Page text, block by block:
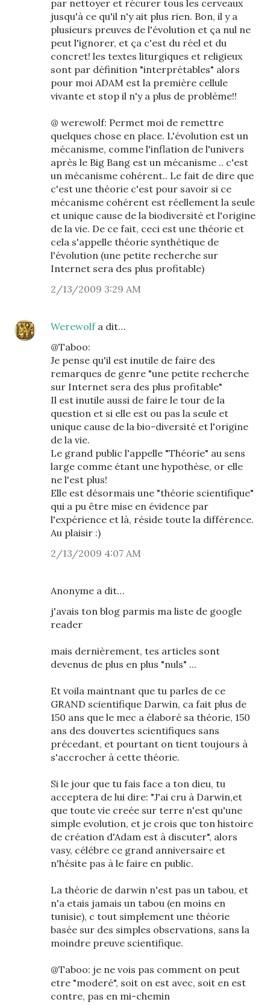
par nettoyer et récurer tous les cerveaux
jusqu'à ce qu'il n'y ait plus rien. Bon, il y a
plusieurs preuves de l'évolution et ça nul ne
peut l'ignorer, et ça c'est du réel et du
concret! les textes liturgiques et religieux
sont par définition "interprétables" alors
pour moi ADAM est la première cellule
vivante et stop il n'y a plus de problème!!
@ werewolf: Permet moi de remettre
quelques chose en place. L'évolution est un
mécanisme, comme l'inflation de l'univers
après le Big Bang est un mécanisme .. c'est
un mécanisme cohérent.. Le fait de dire que
c'est une théorie c'est pour savoir si ce
mécanisme cohérent est réellement la seule
et unique cause de la biodiversité et l'origine
de la vie. De ce fait, ceci est une théorie et
cela s'appelle théorie synthétique de
l'évolution (une petite recherche sur
Internet sera des plus profitable)
2/13/2009 3:29 AM
Werewolfa dit…
@Taboo:
Je pense qu'il est inutile de faire des
remarques de genre "une petite recherche
sur Internet sera des plus profitable"
Il est inutile aussi de faire le tour de la
question et si elle est ou pas la seule et
unique cause de la bio-diversité et l'origine
de la vie.
Le grand public l'appelle "Théorie" au sens
large comme étant une hypothèse, or elle
ne l'est plus!
Elle est désormais une "théorie scientifique"
qui a pu être mise en évidence par
l'expérience et là, réside toute la différence.
Au plaisir :)
2/13/2009 4:07 AM
Anonyme a dit…
j'avais ton blog parmis ma liste de google
reader
mais dernièrement, tes articles sont
devenus de plus en plus "nuls" ...
Et voila maintnant que tu parles de ce
GRAND scientifique Darwin, ca fait plus de
150 ans que le mec a élaboré sa théorie, 150
ans des douvertes scientifiques sans
précedant, et pourtant on tient toujours à
s'accrocher à cette théorie.
Si le jour que tu fais face a ton dieu, tu
acceptera de lui dire: "J'ai cru à Darwin,et
que toute vie creée sur terre n'est qu'une
simple evolution, et je crois que ton histoire
de création d'Adam est à discuter", alors
vasy, célébre ce grand anniversaire et
n'hésite pas à le faire en public.
La théorie de darwin n'est pas un tabou, et
n'a etais jamais un tabou (en moins en
tunisie), c tout simplement une théorie
basée sur des simples observations, sans la
moindre preuve scientifique.
@Taboo: je ne vois pas comment on peut
etre "moderé", soit on est avec, soit en est
contre, pas en mi-chemin